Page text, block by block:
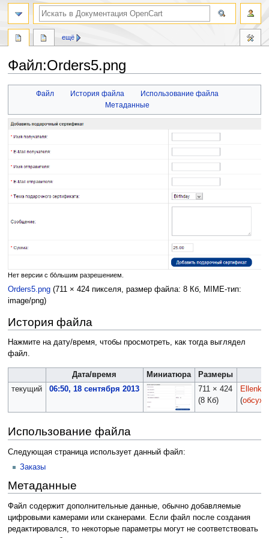
Файл:Orders5.png
Файл История файла
Использование файла
Метаданные
Нет версии с бо́льшим разрешением.
Orders5.png‎ (711 × 424 пикселя, размер файла: 8 Кб, MIME-тип:
image/png)
История файла
Нажмите на дату/время, чтобы просмотреть, как тогда выглядел
файл.
Дата/время Миниатюра Размеры
текущий
06:50, 18 сентября 2013
711 × 424
(8 Кб)
Ellenka
(
Использование файла
Следующая страница использует данный файл:
Заказы
Метаданные
Файл содержит дополнительные данные, обычно добавляемые
цифровыми камерами или сканерами. Если файл после создания
редактировался, то некоторые параметры могут не соответствовать
ещё